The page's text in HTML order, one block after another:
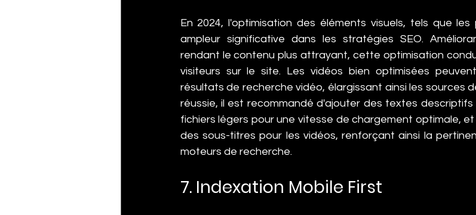
En 2024, l'optimisation des éléments visuels, tels que
ampleur significative dans les stratégies SEO.
rendant le contenu plus attrayant, cette optimisation
visiteurs sur le site. Les vidéos bien optimisées
résultats de recherche vidéo, élargissant ainsi les sources
réussie, il est recommandé d'ajouter des textes
fichiers légers pour une vitesse de chargement optimale,
des sous-titres pour les vidéos, renforçant ainsi la
moteurs de recherche.
7. Indexation Mobile First